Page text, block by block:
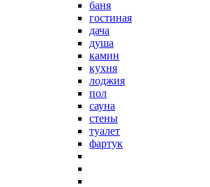
баня
гостиная
дача
душа
камин
кухня
лоджия
пол
сауна
стены
туалет
фартук